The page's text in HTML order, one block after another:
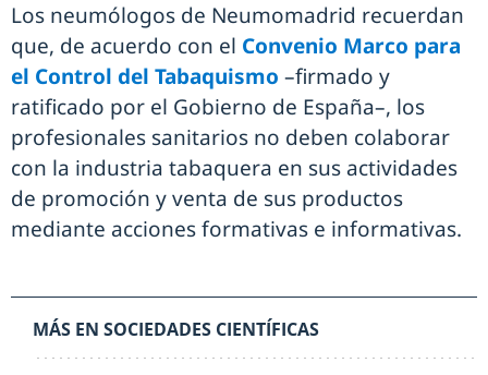
Los neumólogos de Neumomadrid recuerdan
que, de acuerdo con el Convenio Marco para
el Control del Tabaquismo –firmado y
ratificado por el Gobierno de España–, los
profesionales sanitarios no deben colaborar
con la industria tabaquera en sus actividades
de promoción y venta de sus productos
mediante acciones formativas e informativas.
MÁS EN SOCIEDADES CIENTÍFICAS